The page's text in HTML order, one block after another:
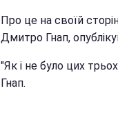
Про це на своїй
Дмитро Гнап,
"Як і не було цих
Гнап.